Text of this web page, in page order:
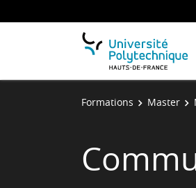
Formations Master